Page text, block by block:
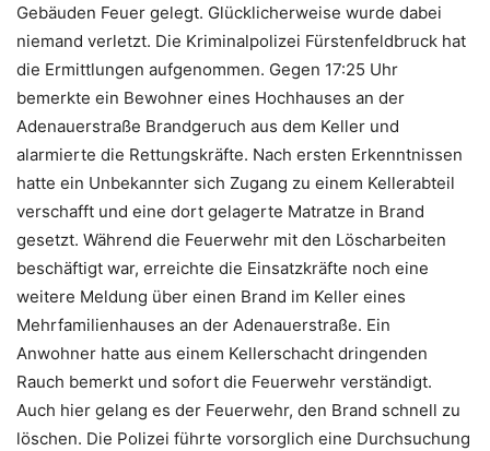
Gebäuden Feuer gelegt. Glücklicherweise wurde dabei
niemand verletzt. Die Kriminalpolizei Fürstenfeldbruck hat
die Ermittlungen aufgenommen. Gegen 17:25 Uhr
bemerkte ein Bewohner eines Hochhauses an der
Adenauerstraße Brandgeruch aus dem Keller und
alarmierte die Rettungskräfte. Nach ersten Erkenntnissen
hatte ein Unbekannter sich Zugang zu einem Kellerabteil
verschafft und eine dort gelagerte Matratze in Brand
gesetzt. Während die Feuerwehr mit den Löscharbeiten
beschäftigt war, erreichte die Einsatzkräfte noch eine
weitere Meldung über einen Brand im Keller eines
Mehrfamilienhauses an der Adenauerstraße. Ein
Anwohner hatte aus einem Kellerschacht dringenden
Rauch bemerkt und sofort die Feuerwehr verständigt.
Auch hier gelang es der Feuerwehr, den Brand schnell zu
löschen. Die Polizei führte vorsorglich eine Durchsuchung